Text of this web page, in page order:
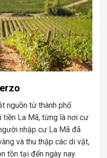
nguồn từ thành phố
tiền La Mã, từng là nơi cư
nhập cư La Mã đã
và thu thập các di vật,
tồn tại đến ngày nay.